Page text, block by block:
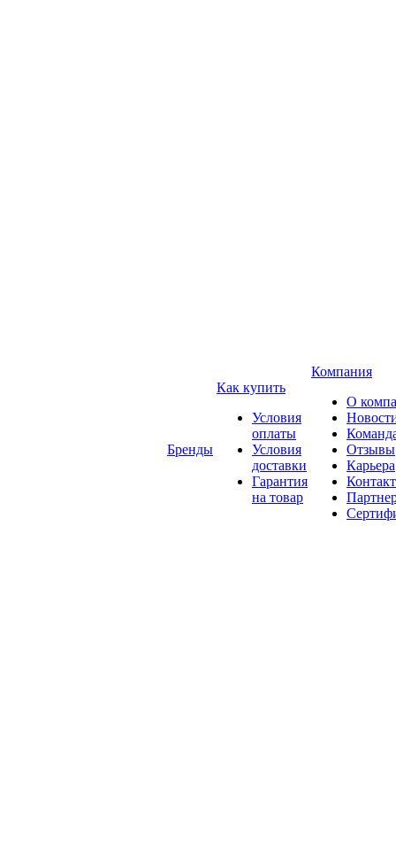
Бренды
Как купить
Условия
оплаты
Условия
доставки
Гарантия
на товар
Компания
О
Отзывы
Карьера